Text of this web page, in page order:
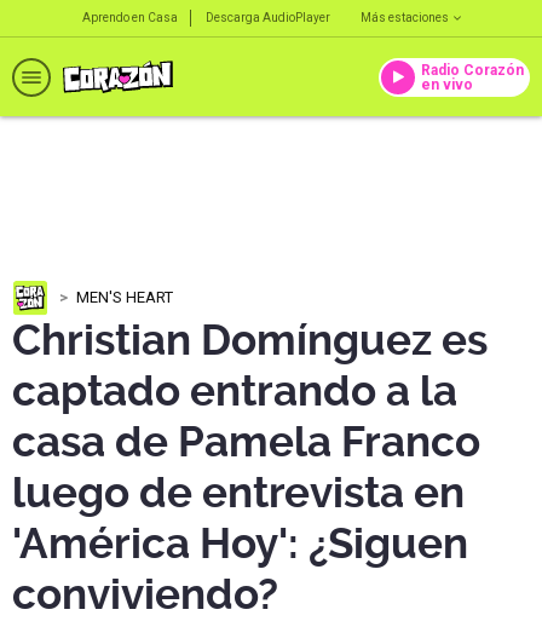
Aprendo en Casa Descarga AudioPlayer Más estaciones
Radio Corazón
en vivo
MEN'S HEART
Christian Domínguez es
captado entrando a la
casa de Pamela Franco
luego de entrevista en
'América Hoy': ¿Siguen
conviviendo?